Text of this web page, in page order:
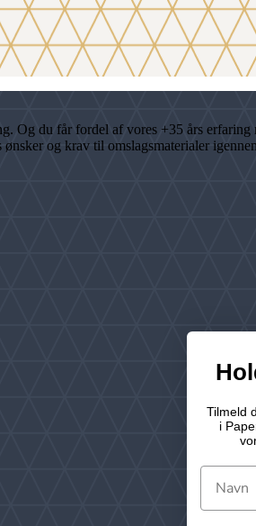
Og du får fordel af vores +35 års
og krav til omslagsmaterialer
Tilmeld
i